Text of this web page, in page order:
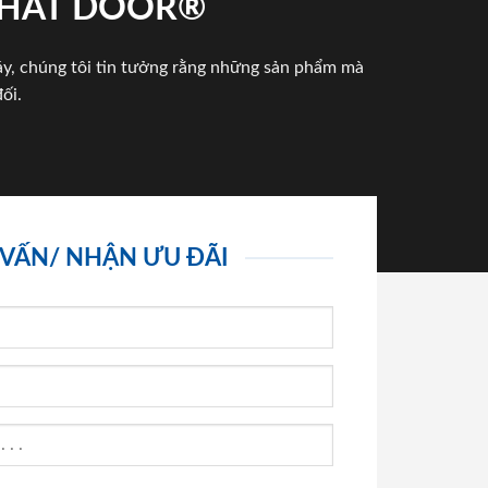
DOOR®
chúng tôi tin tưởng rằng những sản phẩm mà
NHẬN ƯU ĐÃI